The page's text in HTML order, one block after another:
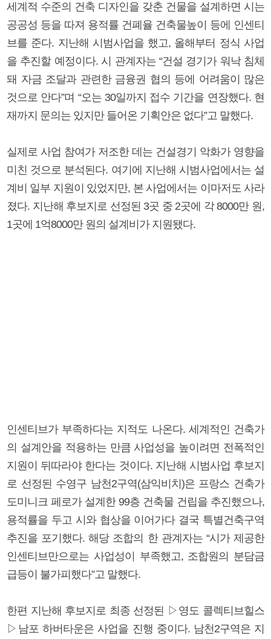
세계적 수준의 건축 디자인을 갖춘 건물을 설계하면 시는
공공성 등을 따져 용적률 건폐율 건축물높이 등에 인센티
브를 준다. 지난해 시범사업을 했고, 올해부터 정식 사업
을 추진할 예정이다. 시 관계자는 “건설 경기가 워낙 침체
돼 자금 조달과 관련한 금융권 협의 등에 어려움이 많은
것으로 안다”며 “오는 30일까지 접수 기간을 연장했다. 현
재까지 문의는 있지만 들어온 기획안은 없다”고 말했다.
실제로 사업 참여가 저조한 데는 건설경기 악화가 영향을
미친 것으로 분석된다. 여기에 지난해 시범사업에서는 설
계비 일부 지원이 있었지만, 본 사업에서는 이마저도 사라
졌다. 지난해 후보지로 선정된 3곳 중 2곳에 각 8000만 원,
1곳에 1억8000만 원의 설계비가 지원됐다.
인센티브가 부족하다는 지적도 나온다. 세계적인 건축가
의 설계안을 적용하는 만큼 사업성을 높이려면 전폭적인
지원이 뒤따라야 한다는 것이다. 지난해 시범사업 후보지
로 선정된 수영구 남천2구역(삼익비치)은 프랑스 건축가
도미니크 페로가 설계한 99층 건축물 건립을 추진했으나,
용적률을 두고 시와 협상을 이어가다 결국 특별건축구역
추진을 포기했다. 해당 조합의 한 관계자는 “시가 제공한
인센티브만으로는 사업성이 부족했고, 조합원의 분담금
급등이 불가피했다”고 말했다.
한편 지난해 후보지로 최종 선정된 ▷영도 콜렉티브힐스
▷남포 하버타운은 사업을 진행 중이다. 남천2구역은 지